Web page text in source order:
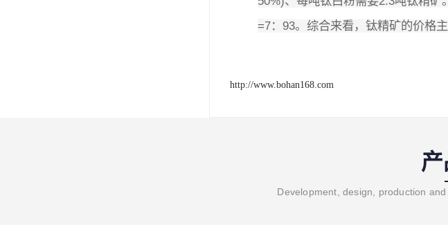
=7： 93。综合来看，钛精矿的价格
http://www.bohan168.com
Development, design, production